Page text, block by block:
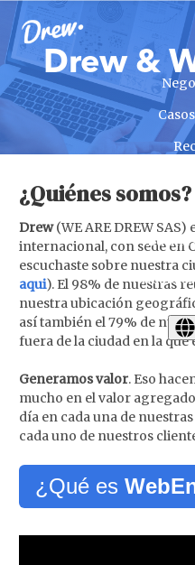
Habla
Drew &
¿Quiénes somos?
Drew(WE ARE DREW
internacional, con sede en
escuchaste sobre nuestra
aqui). El 98% de nuestras
nuestra ubicación
así también el 79% de
fuera de la ciudad en la que
Generamos valor. Eso
mucho en el valor
día en cada una de nuestras
cada uno de nuestros
¿Qué es